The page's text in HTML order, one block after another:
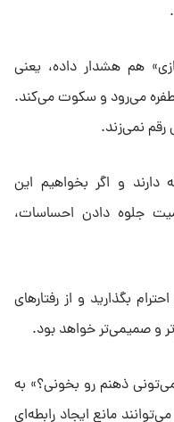
هم هشدار داده، یعنی
می‌رود و سکوت می‌کند.
رقم نمی‌زند.
دارند و اگر بخواهیم این
جلوه دادن احساسات،
بگذارید و از رفتارهای
و صمیمی‌تر خواهد بود.
ذهنم رو بخونی؟» به
می‌توانند مانع ایجاد رابطه‌ای